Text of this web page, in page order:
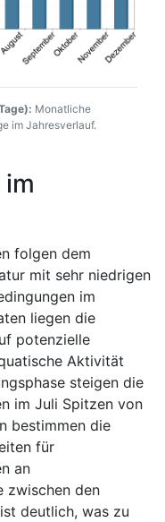
Monatliche
im Jahresverlauf.
folgen dem
mit sehr niedrigen
im
liegen die
potenzielle
Aktivität
steigen die
im Juli Spitzen von
bestimmen die
für
an
zwischen den
deutlich, was zu